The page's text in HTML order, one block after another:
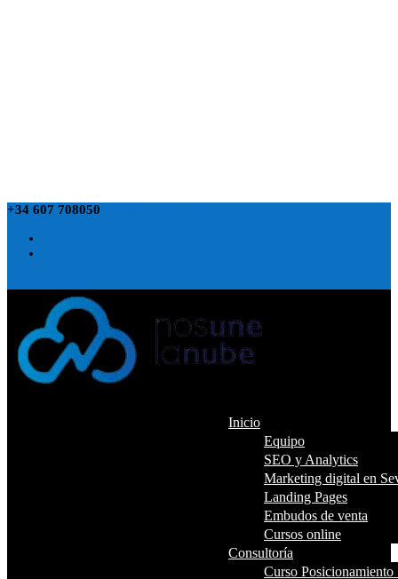
+34 607 708050
Inicio
Equipo
SEO y Analytics
Marketing digital en
Landing Pages
Embudos de venta
Cursos online
Consultoría
Curso Posicionamiento